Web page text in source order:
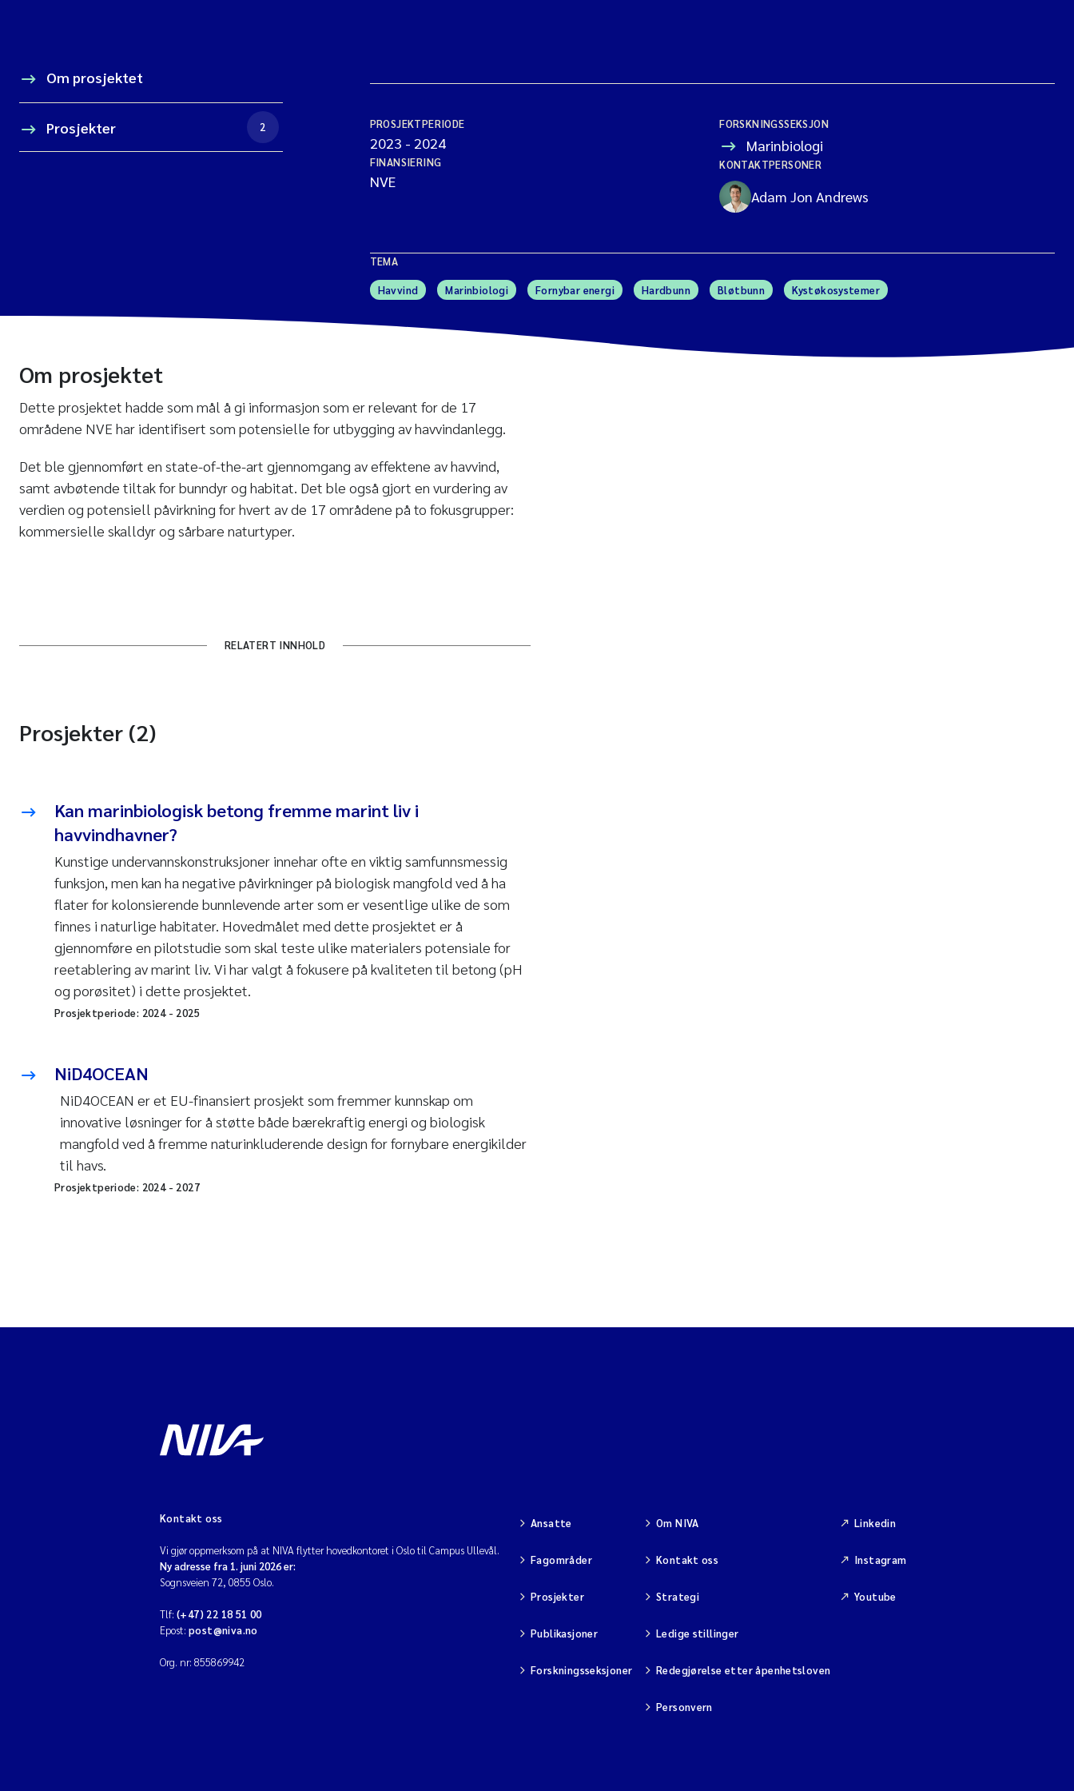
Om prosjektet
Prosjekter 2 PROSJEKTPERIODE
2023 - 2024
FINANSIERING
NVE
FORSKNINGSSEKSJON
Marinbiologi
KONTAKTPERSONER
Adam Jon Andrews
TEMA
Havvind Marinbiologi Fornybar energi Hardbunn Bløtbunn Kystøkosystemer
Om prosjektet
Dette prosjektet hadde som mål å gi informasjon som er relevant for de 17
områdene NVE har identifisert som potensielle for utbygging av havvindanlegg.
Det ble gjennomført en state-of-the-art gjennomgang av effektene av havvind,
samt avbøtende tiltak for bunndyr og habitat. Det ble også gjort en vurdering av
verdien og potensiell påvirkning for hvert av de 17 områdene på to fokusgrupper:
kommersielle skalldyr og sårbare naturtyper.
RELATERT INNHOLD
Prosjekter (2)
Kan marinbiologisk betong fremme marint liv i
havvindhavner?
Kunstige undervannskonstruksjoner innehar ofte en viktig samfunnsmessig
funksjon, men kan ha negative påvirkninger på biologisk mangfold ved å ha
flater for kolonsierende bunnlevende arter som er vesentlige ulike de som
finnes i naturlige habitater. Hovedmålet med dette prosjektet er å
gjennomføre en pilotstudie som skal teste ulike materialers potensiale for
reetablering av marint liv. Vi har valgt å fokusere på kvaliteten til betong (pH
og porøsitet) i dette prosjektet.
Prosjektperiode: 2024- 2025
NiD4OCEAN
NiD4OCEAN er et EU-finansiert prosjekt som fremmer kunnskap om
innovative løsninger for å støtte både bærekraftig energi og biologisk
mangfold ved å fremme naturinkluderende design for fornybare energikilder
til havs.
Prosjektperiode: 2024- 2027
Kontakt oss
Vi gjør oppmerksom på at NIVA flytter hovedkontoret i Oslo til Campus Ullevål.
Ny adresse fra 1. juni 2026 er:
Sognsveien 72, 0855 Oslo.
Tlf: (+47) 22 18 51 00
Epost: post@niva.no
Org. nr: 855869942
Ansatte
Fagområder
Prosjekter
Publikasjoner
Forskningsseksjoner
Om NIVA
Kontakt oss
Strategi
Ledige stillinger
Redegjørelse etter åpenhetsloven
Personvern
Linkedin
Instagram
Youtube